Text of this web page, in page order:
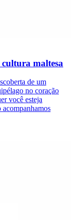
maltesa
de um
no coração
você esteja